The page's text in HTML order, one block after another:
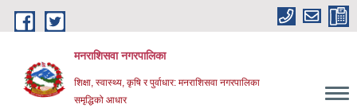
Skip to main content
मनराशिसवा नगरपालिका
शिक्षा, स्वास्थ्य, कृषि र पुर्वाधार: मनराशिसवा नगरपालिका
समृद्धिको आधार